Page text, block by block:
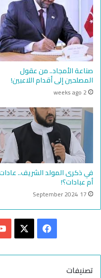
صناعة الأمجاد.. من عقول
المصلحين إلى أقدام اللاعبين!
2 weeks ago
في ذكرى المولد الشريف..
أم عبادات؟!
17 September 2024
Facebook
تصنيفات